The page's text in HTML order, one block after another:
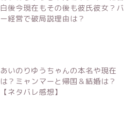
白後今現在もその後も彼氏彼女？バ
ー経営で破局説理由は？
あいのりゆうちゃんの本名や現在
は？ミャンマーと帰国＆結婚は？
【ネタバレ感想】